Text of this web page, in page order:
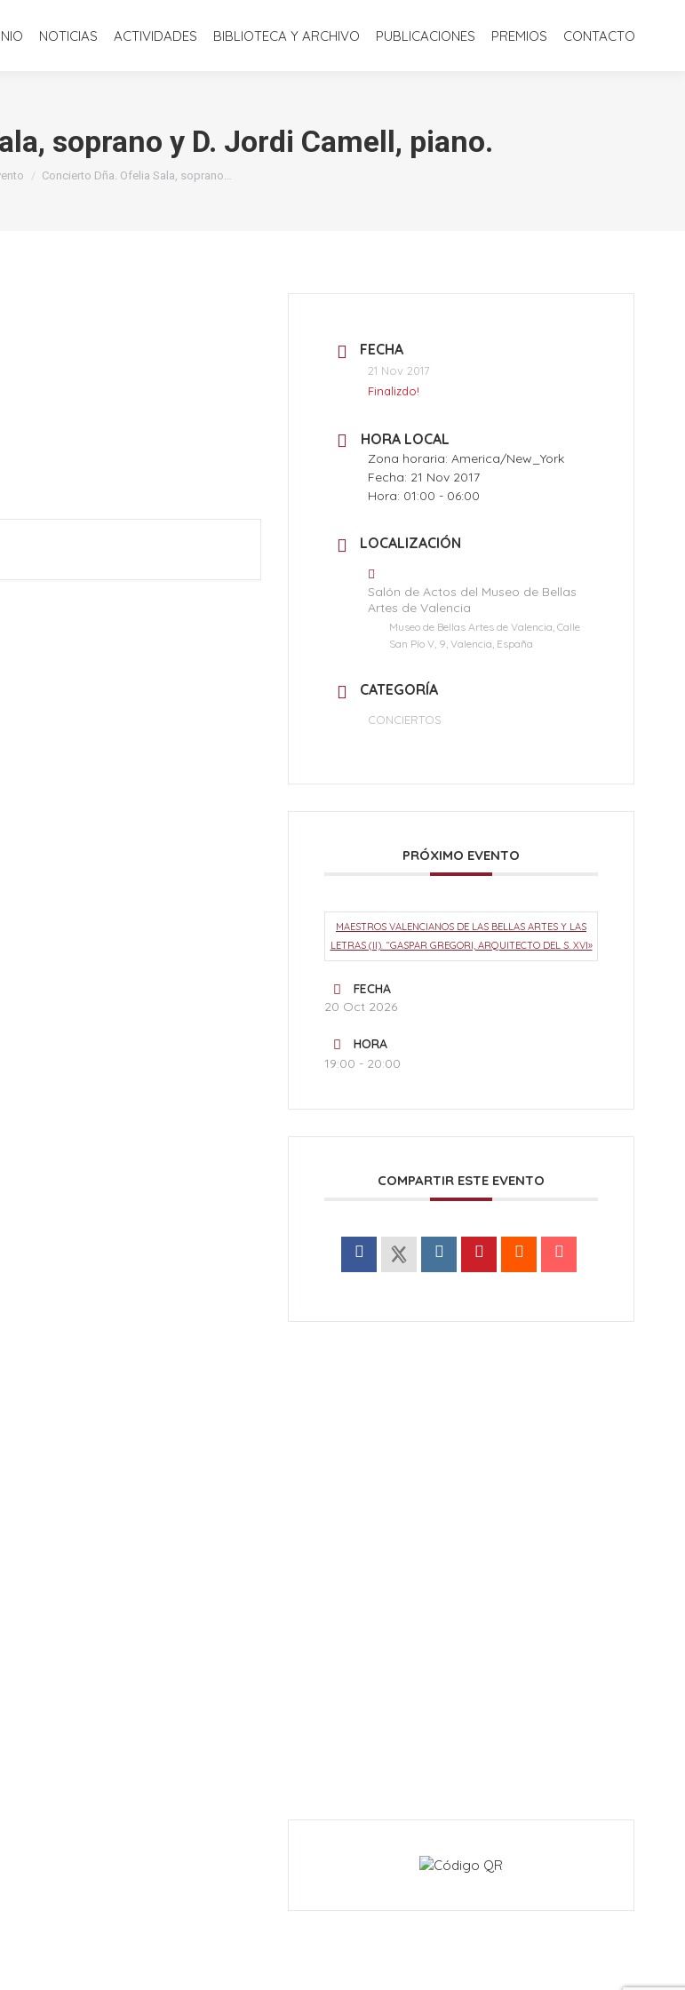
NOTICIAS ACTIVIDADES BIBLIOTECA Y ARCHIVO PUBLICACIONES PREMIOS CONTACTO
soprano y D. Jordi Camell, piano.
Concierto Dña. Ofelia Sala, soprano…
FECHA
21 Nov 2017
Finalizdo!
HORA LOCAL
Zona horaria: America/New_York
Fecha: 21 Nov 2017
Hora: 01:00 - 06:00
LOCALIZACIÓN
Salón de Actos del Museo de Bellas
Artes de Valencia
Museo de Bellas Artes de Valencia, Calle
San Pío V, 9, Valencia, España
CATEGORÍA
CONCIERTOS
PRÓXIMO EVENTO
MAESTROS VALENCIANOS DE LAS BELLAS ARTES Y LAS
LETRAS (II). “GASPAR GREGORI, ARQUITECTO DEL S. XVI»
FECHA
20 Oct 2026
HORA
19:00 - 20:00
COMPARTIR ESTE EVENTO
PATRIMONIO NOTICIAS ACTIVIDADES BIBLIOTECA Y ARCHIVO PUBLICACIONES PREMIOS